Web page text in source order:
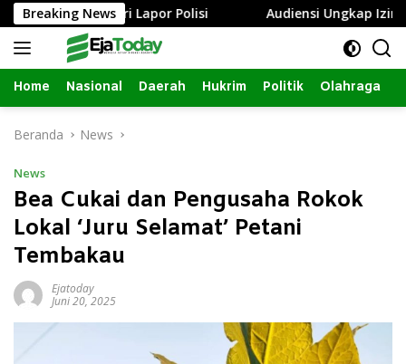
Langsung
ke
konten
Breaking News
Istri Lapor Polisi Audiensi Ungkap Izin
Home Nasional Daerah Hukrim Politik Olahraga
Beranda News
News
Bea Cukai dan Pengusaha Rokok
Lokal ‘Juru Selamat’ Petani
Tembakau
Ejatoday
Juni 20, 2025